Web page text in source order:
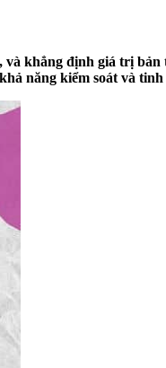
khẳng định giá trị
năng kiểm soát và